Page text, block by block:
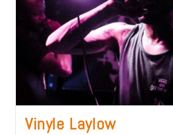
Vinyle Laylow